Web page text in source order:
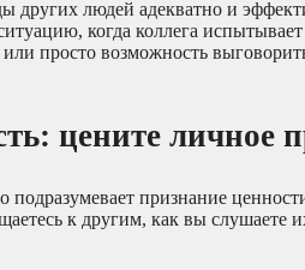
других людей адекватно и
когда коллега
просто возможность
цените личное
признание
к другим, как вы слушаете